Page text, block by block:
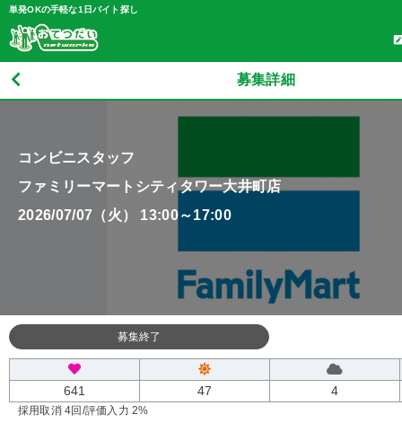
単発OKの手軽な1日バイト探し
募集詳細
コンビニスタッフ
ファミリーマートシティタワー大井町店
2026/07/07（火） 13:00～17:00
募集終了
641 47 4
採用取消 4回 /評価入力 2%